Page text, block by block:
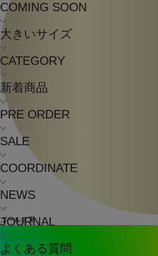
COMING SOON
大きいサイズ
CATEGORY
新着商品
PRE ORDER
SALE
COORDINATE
NEWS
JOURNAL
よくある質問
ゴールド系